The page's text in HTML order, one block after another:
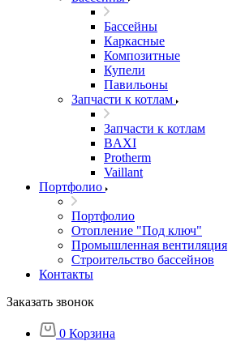
Бассейны
Каркасные
Композитные
Купели
Павильоны
Запчасти к котлам
Запчасти к котлам
BAXI
Protherm
Vaillant
Портфолио
Портфолио
Отопление "Под ключ"
Промышленная вентиляция
Строительство бассейнов
Контакты
Заказать звонок
0 Корзина